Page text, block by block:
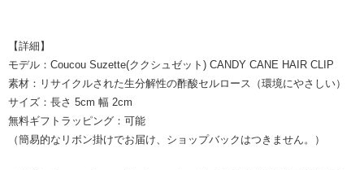
【詳細】
モデル：Coucou Suzette(ククシュゼット) CANDY CANE HAIR CLIP
素材：リサイクルされた生分解性の酢酸セルロース（環境にやさしい）
サイズ：長さ 5cm 幅 2cm
無料ギフトラッピング：可能
（簡易的なリボン掛けでお届け、ショップバックはつきません。）